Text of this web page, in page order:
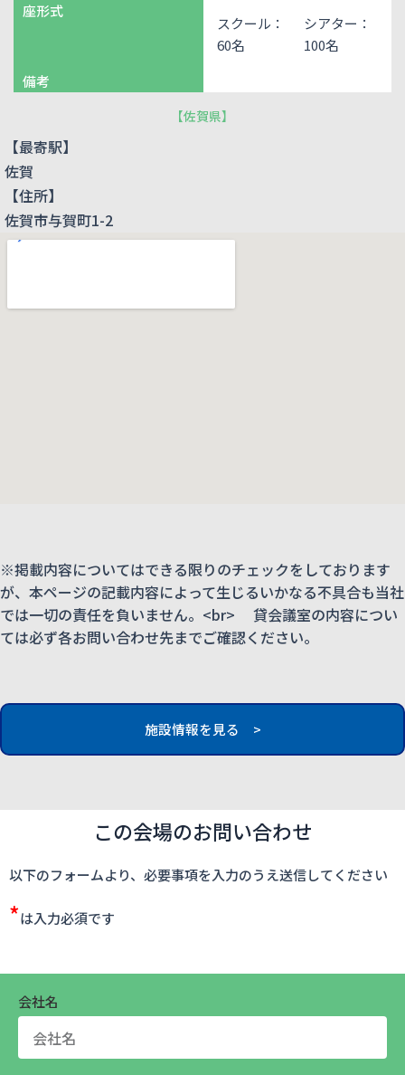
座形式
スクール：
60名
シアター：
100名
備考
【佐賀県】
【最寄駅】
佐賀
【住所】
佐賀市与賀町1-2
※掲載内容についてはできる限りのチェックをしております
が、本ページの記載内容によって生じるいかなる不具合も当社
では一切の責任を負いません。<br> 貸会議室の内容につい
ては必ず各お問い合わせ先までご確認ください。
施設情報を見る >
この会場のお問い合わせ
以下のフォームより、必要事項を入力のうえ送信してください
*は入力必須です
会社名